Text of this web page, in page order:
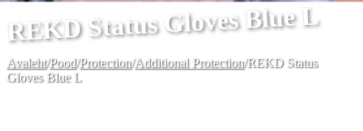
REKD Status Gloves Blue L
Avaleht/Pood/Protection/Additional Protection/REKD Status
Gloves Blue L